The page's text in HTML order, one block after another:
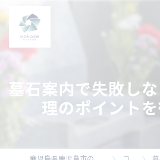
墓石案内で失敗し
理のポイント
コラム 墓